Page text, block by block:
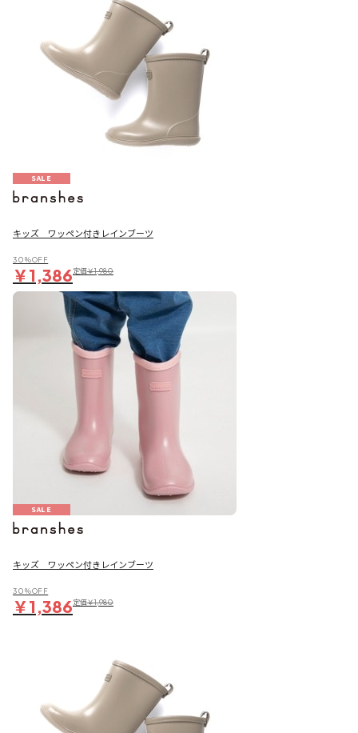
SALE
キッズ ワッペン付きレインブーツ
30％OFF
￥1,386定価￥1,980
SALE
キッズ ワッペン付きレインブーツ
30％OFF
￥1,386定価￥1,980